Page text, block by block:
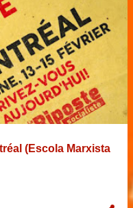
(Escola Marxista